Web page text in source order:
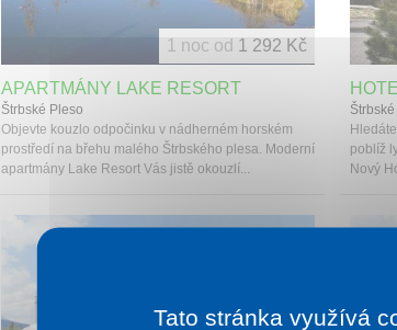
APARTMÁNY LAKE RESORT
Štrbské Pleso
Objevte kouzlo odpočinku v nádherném horském
prostředí na břehu malého Štrbského plesa. Moderní
apartmány Lake Resort Vás jistě okouzlí...
1 noc od 1 292 Kč
poblíž
Nový
Tato stránka využívá